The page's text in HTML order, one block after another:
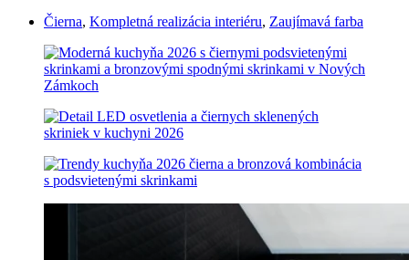
Čierna, Kompletná realizácia interiéru, Zaujímavá farba